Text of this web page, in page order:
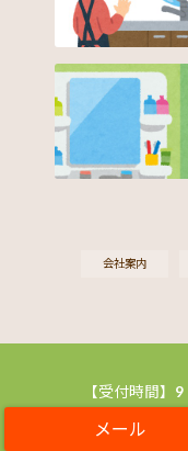
【受付時間】
会社案内
名古屋市緑区、天白区、愛知